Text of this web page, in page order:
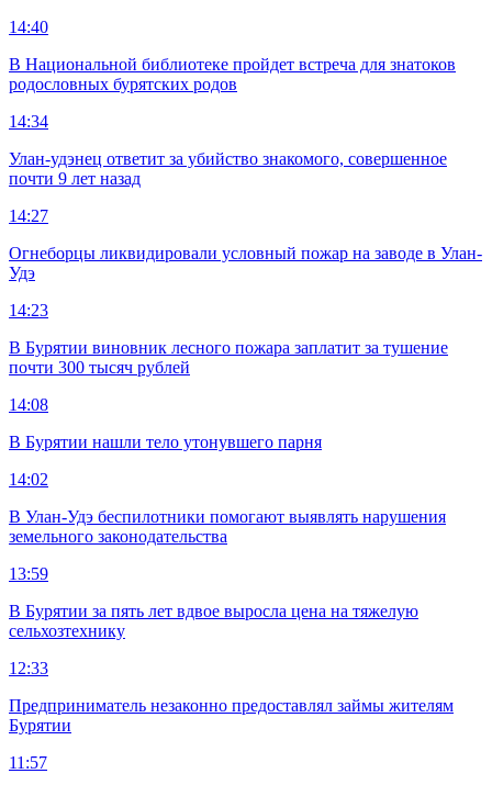
14:40
В Национальной библиотеке пройдет встреча для знатоков
родословных бурятских родов
14:34
Улан-удэнец ответит за убийство знакомого, совершенное
почти 9 лет назад
14:27
Огнеборцы ликвидировали условный пожар на заводе в Улан-
Удэ
14:23
В Бурятии виновник лесного пожара заплатит за тушение
почти 300 тысяч рублей
14:08
В Бурятии нашли тело утонувшего парня
14:02
В Улан-Удэ беспилотники помогают выявлять нарушения
земельного законодательства
13:59
В Бурятии за пять лет вдвое выросла цена на тяжелую
сельхозтехнику
12:33
Предприниматель незаконно предоставлял займы жителям
Бурятии
11:57